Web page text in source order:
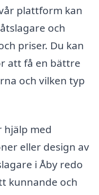
plattform kan
och
priser. Du kan
att få en bättre
och vilken typ
hjälp med
eller design av
i Åby redo
kunnande och